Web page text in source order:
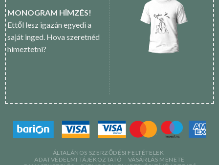
MONOGRAM HÍMZÉS!
Ettől lesz igazán egyedi a
saját inged. Hova szeretnéd
hímeztetni?
ÁLTALÁNOS SZERZŐDÉSI FELTÉTELEK
ADATVÉDELMI TÁJÉKOZTATÓ
VÁSÁRLÁS MENETE